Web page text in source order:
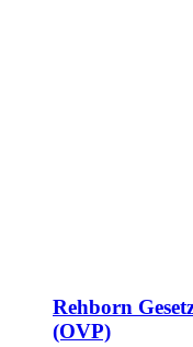
Rehborn
(OVP)